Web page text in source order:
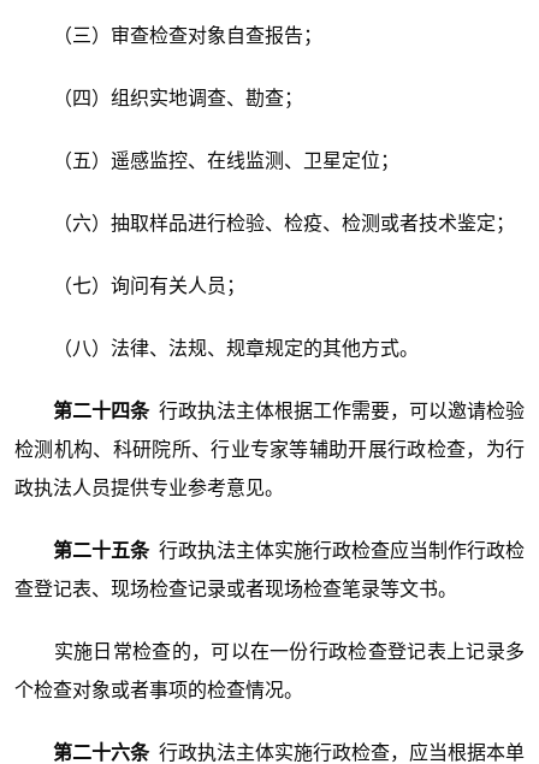
（三）审查检查对象自查报告；
（四）组织实地调查、勘查；
（五）遥感监控、在线监测、卫星定位；
（六）抽取样品进行检验、检疫、检测或者技术鉴定；
（七）询问有关人员；
（八）法律、法规、规章规定的其他方式。
第二十四条 行政执法主体根据工作需要，可以邀请检验
检测机构、科研院所、行业专家等辅助开展行政检查，为行
政执法人员提供专业参考意见。
第二十五条 行政执法主体实施行政检查应当制作行政检
查登记表、现场检查记录或者现场检查笔录等文书。
实施日常检查的，可以在一份行政检查登记表上记录多
个检查对象或者事项的检查情况。
第二十六条 行政执法主体实施行政检查，应当根据本单